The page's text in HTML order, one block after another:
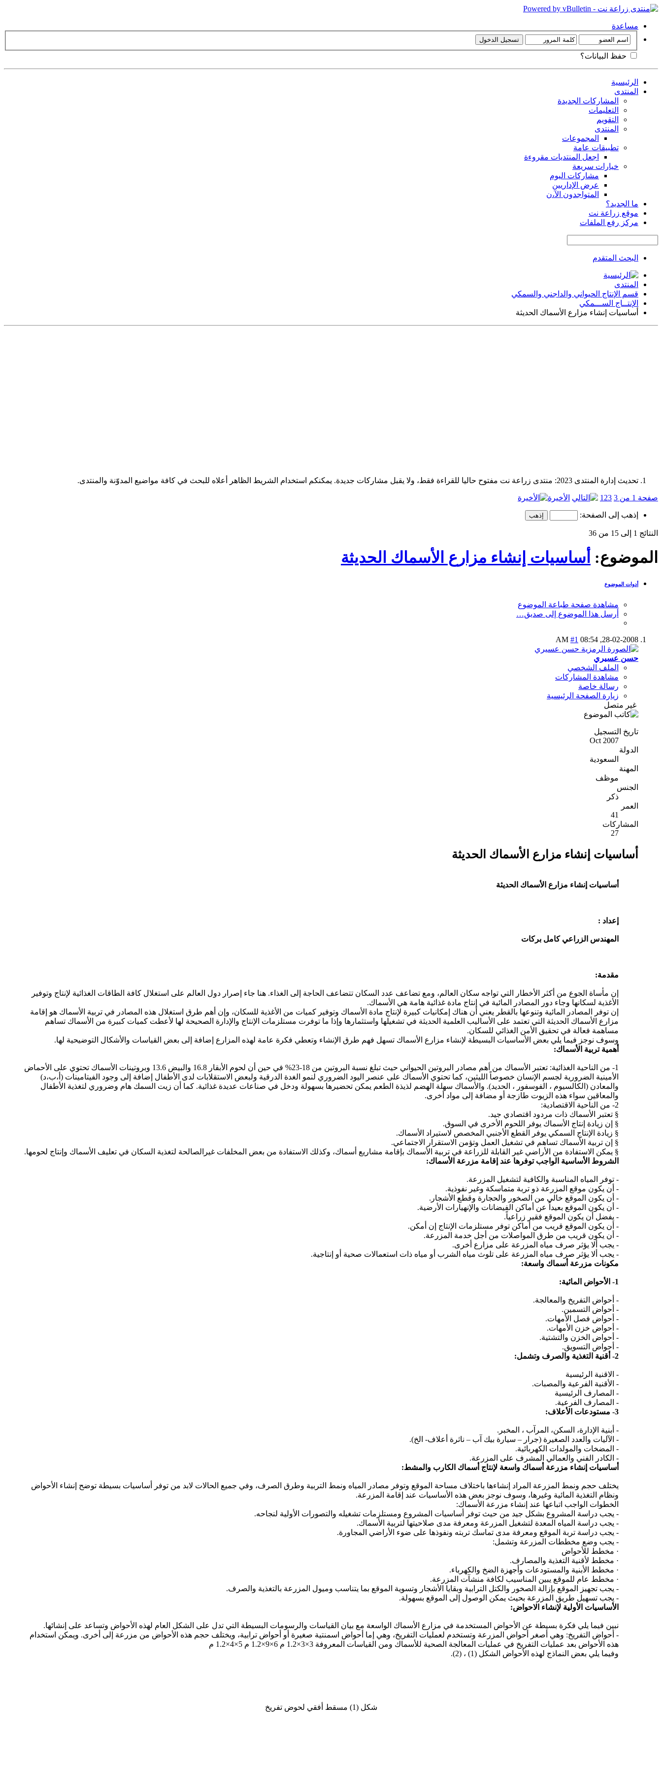
مساعدة
حفظ البيانات؟
الرئيسية
المنتدى
المشاركات الجديدة
التعليمات
التقويم
المنتدى
المجموعات
تطبيقات عامة
اجعل المنتديات مقروءة
خيارات سريعة
مشاركات اليوم
عرض الإداريين
المتواجدون الآ،ن
ما الجديد؟
موقع زراعة نت
مركز رفع الملفات
البحث المتقدم
المنتدى
قسم الإنتاج الحيواني والداجني والسمكي
الإنتــاج الســـمكي
أساسيات إنشاء مزارع الأسماك الحديثة
تحديث إدارة المنتدى 2023: منتدى زراعة نت مفتوح حاليا للقراءة فقط، ولا يقبل مشاركات جديدة. يمكنكم استخدام الشريط الظاهر أعلاه للبحث في كافة مواضيع المدوّنة والمنتدى.
صفحة 1 من 3 1 23 الأخيرة
إذهب إلى الصفحة:
النتائج 1 إلى 15 من 36
الموضوع: أساسيات إنشاء مزارع الأسماك الحديثة
أدوات الموضوع
مشاهدة صفحة طباعة الموضوع
أرسل هذا الموضوع إلى صديق…
28-02-2008,
08:54 AM
#1
حسن عسيري
الملف الشخصي
مشاهدة المشاركات
رسالة خاصة
زيارة الصفحة الرئيسية
غير متصل
تاريخ التسجيل
Oct 2007
الدولة
السعودية
المهنة
موظف
الجنس
ذكر
العمر
41
المشاركات
27
أساسيات إنشاء مزارع الأسماك الحديثة
أساسيات إنشاء مزارع الأسماك الحديثة
إعداد :
المهندس الزراعي كامل بركات
مقدمة:
إن مأساة الجوع من أكثر الأخطار التي تواجه سكان العالم، ومع تضاعف عدد السكان تتضاعف الحاجة إلى الغذاء. هنا جاء إصرار دول العالم على استغلال كافة الطاقات الغذائية لإنتاج وتوفير
الأغذية لسكانها وجاء دور المصادر المائية في إنتاج مادة غذائية هامة هي الأسماك.
إن توفر المصادر المائية وتنوعها بالقطر يعني أن هناك إمكانيات كبيرة لإنتاج مادة الأسماك وتوفير كميات من الأغذية للسكان، وإن أهم طرق استغلال هذه المصادر في تربية الأسماك هو إقامة
مزارع الأسماك الحديثة التي تعتمد على الأساليب العلمية الحديثة في تشغيلها واستثمارها وإذا ما توفرت مستلزمات الإنتاج والإدارة الصحيحة لها لأعطت كميات كبيرة من الأسماك تساهم
مساهمة فعالة في تحقيق الأمن الغذائي للسكان.
وسوف نوجز فيما يلي بعض الأساسيات البسيطة لإنشاء مزارع الأسماك تسهل فهم طرق الإنشاء وتعطي فكرة عامة لهذه المزارع إضافة إلى بعض القياسات والأشكال التوضيحية لها.
أهمية تربية الأسماك:
1- من الناحية الغذائية: تعتبر الأسماك من أهم مصادر البروتين الحيواني حيث تبلغ نسبة البروتين من 18-23% في حين أن لحوم الأبقار 16.8 والبيض 13.6 وبروتينات الأسماك تحتوي على الأحماض
الأمينية الضرورية لجسم الإنسان خصوصاً الليثين، كما تحتوي الأسماك على عنصر اليود الضروري لنمو الغدة الدرقية ولبعض الاستقلابات لدى الأطفال إضافة إلى وجود الفيتامينات (أ،ب،د)
والمعادن (الكالسيوم ، الفوسفور ، الحديد). والأسماك سهلة الهضم لذيذة الطعم يمكن تحضيرها بسهولة ودخل في صناعات عديدة غذائية. كما أن زيت السمك هام وضروري لتغذية الأطفال
والمعاقين سواء هذه الزيوت طازجة أو مضافة إلى مواد أخرى.
2- من الناحية الاقتصادية:
§ تعتبر الأسماك ذات مردود اقتصادي جيد.
§ إن زيادة إنتاج الأسماك يوفر اللحوم الأخرى في السوق.
§ زيادة الإنتاج السمكي يوفر القطع الأجنبي المخصص لاستيراد الأسماك.
§ إن تربية الأسماك تساهم في تشغيل العمل وتؤمن الاستقرار الاجتماعي.
§ يمكن الاستفادة من الأراضي غير القابلة للزراعة في تربية الأسماك بإقامة مشاريع أسماك، وكذلك الاستفادة من بعض المخلفات غيرالصالحة لتغذية السكان في تعليف الأسماك وإنتاج لحومها.
الشروط الأساسية الواجب توفرها عند إقامة مزرعة الأسماك:
- توفر المياه المناسبة والكافية لتشغيل المزرعة.
- أن يكون موقع المزرعة ذو تربة متماسكة وغير نفوذية.
- أن يكون الموقع خالي من الصخور والحجارة وقطع الأشجار.
- أن يكون الموقع بعيداً عن أماكن الفيضانات والإنهيارات الأرضية.
- يفضل أن يكون الموقع فقير زراعياً.
- أن يكون الموقع قريب من أماكن توفر مستلزمات الإنتاج إن أمكن.
- أن يكون قريب من طرق المواصلات من أجل خدمة المزرعة.
- يجب ألا يؤثر صرف مياه المزرعة على مزارع أخرى.
- يجب ألا يؤثر صرف مياه المزرعة على تلوث مياه الشرب أو مياه ذات استعمالات صحية أو إنتاجية.
مكونات مزرعة أسماك واسعة:
1- الأحواض المائية:
- أحواض التفريخ والمعالجة.
- أحواض التسمين.
- أحواض فصل الأمهات.
- أحواض خزن الأمهات.
- أحواض الخزن والتشتية.
- أحواض التسويق.
2- أقنية التغذية والصرف وتشمل:
- الاقنية الرئيسية
- الأقنية الفرعية والمصبات.
- المصارف الرئيسية
- المصارف الفرعية.
3- مستودعات الأعلاف:
- أبنية الإدارة، السكن، المرآب ، المخبر.
- الآليات والعدد الصغيرة (جرار – سيارة بيك آب – ناثرة أعلاف- الخ).
- المضخات والمولدات الكهربائية.
- الكادر الفني والعمالي المشرف على المزرعة.
أساسيات إنشاء مزرعة أسماك واسعة لإنتاج أسماك الكارب والمشط:
يختلف حجم ونمط المزرعة المراد إنشاءها باختلاف مساحة الموقع وتوفر مصادر المياه ونمط التربية وطرق الصرف، وفي جميع الحالات لابد من توفر أساسيات بسيطة توضح إنشاء الأحواض
ونظام التغذية المائية وغيرها، وسوف نوجز بعض هذه الأساسيات عند إقامة المزرعة.
الخطوات الواجب اتباعها عند إنشاء مزرعة الأسماك:
- يجب دراسة المشروع بشكل جيد من حيث توفر أساسيات المشروع ومستلزمات تشغيله والتصورات الأولية لنجاحه.
- يجب دراسة المياه المعدة لتشغيل المزرعة ومعرفة مدى صلاحيتها لتربية الأسماك.
- يجب دراسة تربة الموقع ومعرفة مدى تماسك تربته ونفوذها على ضوء الأراضي المجاورة.
- يجب وضع مخططات المزرعة وتشمل:
· مخطط للأحواض
· مخطط لأقنية التغذية والمصارف.
· مخطط الأبنية والمستودعات وأجهزة الضخ والكهرباء.
· مخطط عام للموقع يبين المناسيب لكافة منشآت المزرعة.
- يجب تجهيز الموقع بإزالة الصخور والكتل الترابية وبقايا الأشجار وتسوية الموقع بما يتناسب وميول المزرعة بالتغذية والصرف.
- يجب تسهيل طريق المزرعة بحيث يمكن الوصول إلى الموقع بسهولة.
الأساسيات الأولية لإنشاء الاحواض:
نبين فيما يلي فكرة بسيطة عن الأحواض المستخدمة في مزارع الأسماك الواسعة مع بيان القياسات والرسومات البسيطة التي تدل على الشكل العام لهذه الأحواض وتساعد على إنشائها.
- أحواض التفريخ: وهي أصغر أحواض المزرعة وتستخدم لعمليات التفريخ، وهي إما أحواض اسمنتية صغيرة أو أحواض ترابية، ويختلف حجم هذه الأحواض من مزرعة إلى أخرى. ويمكن استخدام
هذه الأحواض بعد عمليات التفريخ في عمليات المعالجة الصحية للأسماك ومن القياسات المعروفة 3×3×1.2 م 6×9×1.2 م 5×4×1.2 م
وفيما يلي بعض النماذج لهذه الأحواض الشكل (1) ، (2).
شكل (1) مسقط أفقي لحوض تفريخ